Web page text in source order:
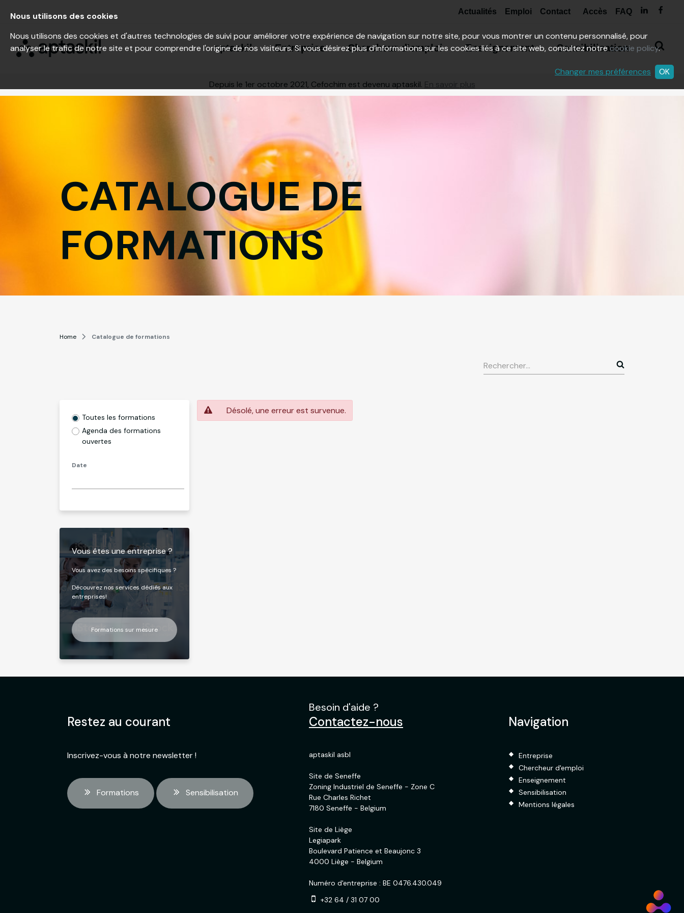
Actualités Emploi Contact Accès FAQ
aptaskil Entreprise Chercheur d'emploi Enseignement Sensibilisation
Depuis le 1er octobre 2021, Cefochim est devenu aptaskil. En savoir plus
CATALOGUE DE
FORMATIONS
Home Catalogue de formations
Toutes les formations
Agenda des formations
ouvertes
Date
Vous êtes une entreprise ?
Vous avez des besoins spécifiques ?
Découvrez nos services dédiés aux
entreprises!
Formations sur mesure
Désolé, une erreur est survenue.
Restez au courant
Inscrivez-vous à notre newsletter !
Formations Sensibilisation
Besoin d'aide ?
Contactez-nous
aptaskil asbl
Site de Seneffe
Zoning Industriel de Seneffe - Zone C
Rue Charles Richet
7180 Seneffe - Belgium
Site de Liège
Legiapark
Boulevard Patience et Beaujonc 3
4000 Liège - Belgium
Numéro d'entreprise : BE 0476.430.049
+32 64 / 31 07 00
Navigation
Entreprise
Chercheur d'emploi
Enseignement
Sensibilisation
Mentions légales
Nous utilisons des cookies
Nous utilisons des cookies et d'autres technologies de suivi pour améliorer votre expérience de navigation sur notre site, pour vous montrer un contenu personnalisé, pour
analyser le trafic de notre site et pour comprendre l'origine de nos visiteurs. Si vous désirez plus d’informations sur les cookies liés à ce site web, consultez notrecookie policy.
OK
Changer mes préférences